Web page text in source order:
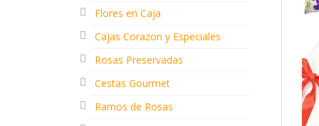
Flores en Caja
Cajas Corazon y Especiales
Rosas Preservadas
Cestas Gourmet
Ramos de Rosas